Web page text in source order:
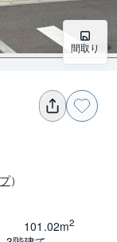
間取り
）
101.02m2